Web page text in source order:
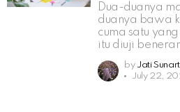
Dua-duanya
duanya bawa
cuma satu
itu diuji
by Jati
July 22,